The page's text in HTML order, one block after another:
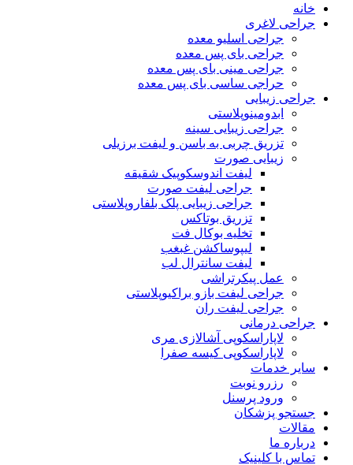
خانه
جراحی لاغری
جراحی اسلیو معده
جراحی بای پس معده
جراحی مینی بای پس معده
حراجی ساسی بای پس معده
جراحی زیبایی
ابدومینوپلاستی
جراحی زیبایی سینه
تزریق چربی به باسن و لیفت برزیلی
زیبایی صورت
لیفت اندوسکوپیک شقیقه
جراحی لیفت صورت
جراحی زیبایی پلک بلفاروپلاستی
تزریق بوتاکس
تخلیه بوکال فت
لیپوساکشن غبغب
لیفت سانترال لب
عمل پیکرتراشی
جراحی لیفت بازو براکیوپلاستی
جراحی لیفت ران
جراحی درمانی
لاپاراسکوپی آشالازی مری
لاپاراسکوپی کیسه صفرا
سایر خدمات
رزرو نوبت
ورود پرسنل
جستجو پزشکان
مقالات
درباره ما
تماس با کلینیک